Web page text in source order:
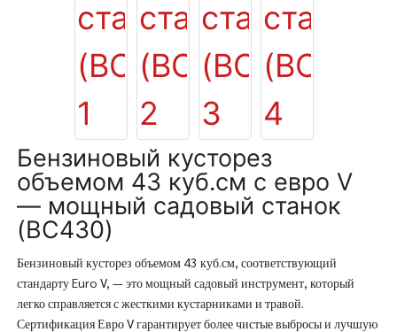
Бензиновый кусторез
объемом 43 куб.см с евро V
— мощный садовый станок
(BC430)
Бензиновый кусторез объемом 43 куб.см, соответствующий
стандарту Euro V, — это мощный садовый инструмент, который
легко справляется с жесткими кустарниками и травой.
Сертификация Евро V гарантирует более чистые выбросы и лучшую